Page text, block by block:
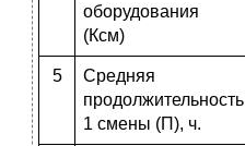
оборудования
(Ксм)
5
Средняя
продолжительность
1 смены (П), ч.